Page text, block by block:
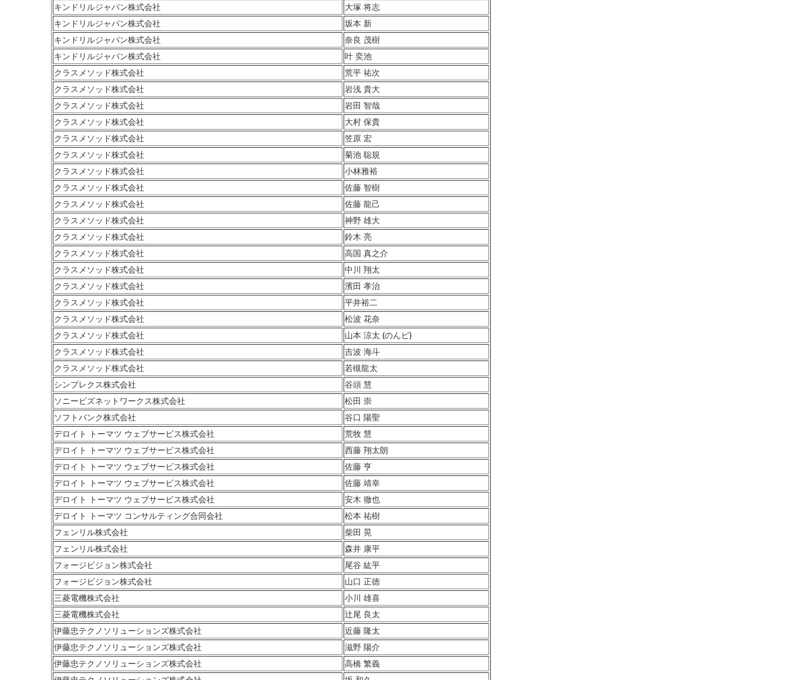
キンドリルジャパン株式会社
大塚 将志
キンドリルジャパン株式会社
坂本 新
キンドリルジャパン株式会社
奈良 茂樹
キンドリルジャパン株式会社
叶 奕池
クラスメソッド株式会社
荒平 祐次
クラスメソッド株式会社
岩浅 貴大
クラスメソッド株式会社
岩田 智哉
クラスメソッド株式会社
大村 保貴
クラスメソッド株式会社
笠原 宏
クラスメソッド株式会社
菊池 聡規
クラスメソッド株式会社
小林雅裕
クラスメソッド株式会社
佐藤 智樹
クラスメソッド株式会社
佐藤 龍己
クラスメソッド株式会社
神野 雄大
クラスメソッド株式会社
鈴木 亮
クラスメソッド株式会社
高国 真之介
クラスメソッド株式会社
中川 翔太
クラスメソッド株式会社
濱田 孝治
クラスメソッド株式会社
平井裕二
クラスメソッド株式会社
松波 花奈
クラスメソッド株式会社
山本 涼太 (のんピ)
クラスメソッド株式会社
吉波 海斗
クラスメソッド株式会社
若槻龍太
シンプレクス株式会社
谷頭 慧
ソニービズネットワークス株式会社
松田 崇
ソフトバンク株式会社
谷口 陽聖
デロイト トーマツ ウェブサービス株式会社
荒牧 慧
デロイト トーマツ ウェブサービス株式会社
西藤 翔太朗
デロイト トーマツ ウェブサービス株式会社
佐藤 亨
デロイト トーマツ ウェブサービス株式会社
佐藤 靖幸
デロイト トーマツ ウェブサービス株式会社
安木 徹也
デロイト トーマツ コンサルティング合同会社
松本 祐樹
フェンリル株式会社
柴田 晃
フェンリル株式会社
森井 康平
フォージビジョン株式会社
尾谷 紘平
フォージビジョン株式会社
山口 正徳
三菱電機株式会社
小川 雄喜
三菱電機株式会社
辻尾 良太
伊藤忠テクノソリューションズ株式会社
近藤 隆太
伊藤忠テクノソリューションズ株式会社
滋野 陽介
伊藤忠テクノソリューションズ株式会社
高橋 繁義